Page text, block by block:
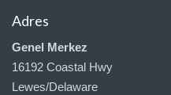
Adres
Genel Merkez
16192 Coastal Hwy
Lewes/Delaware